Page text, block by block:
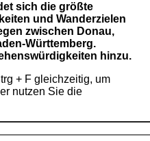
sich die größte
und Wanderzielen
zwischen Donau,
Württemberg.
hinzu.
+ F gleichzeitig, um
nutzen Sie die